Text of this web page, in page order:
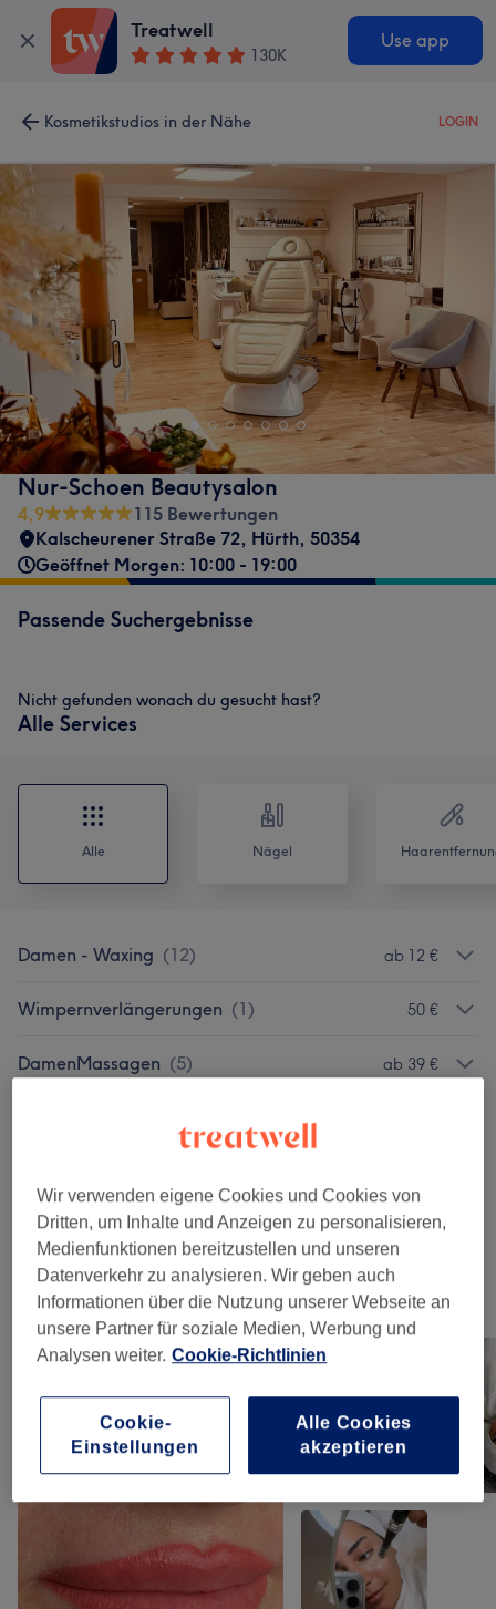
Treatwell
130K
Use app
Kosmetikstudios in der Nähe LOGIN
Nur-Schoen Beautysalon
4,9
115 Bewertungen
Kalscheurener Straße 72, Hürth, 50354
Geöffnet Morgen: 10:00 - 19:00
Passende Suchergebnisse
Nicht gefunden wonach du gesucht hast?
Alle Services
Alle Nägel
Damen - Waxing (12) ab 12 €
Wimpernverlängerungen (1) 50 €
DamenMassagen (5) ab 39 €
Augenbrauen & Wimpernbehandlungen
Maniküre & Pediküre (3) ab 15 €
Unsere Arbeit
Bild anklicken für weitere Details
Wir verwenden eigene Cookies und Cookies von
Dritten, um Inhalte und Anzeigen zu personalisieren,
Medienfunktionen bereitzustellen und unseren
Datenverkehr zu analysieren. Wir geben auch
Informationen über die Nutzung unserer Webseite an
unsere Partner für soziale Medien, Werbung und
Analysen weiter. Cookie-Richtlinien
Cookie-
Einstellungen
Alle Cookies
akzeptieren